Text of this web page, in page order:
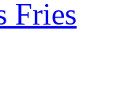
Fries